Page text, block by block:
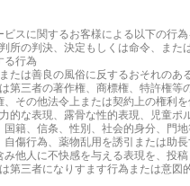
スに関するお客様による以下の行為
所の判決、決定もしくは命令、また
る行為
たは善良の風俗に反するおそれのあ
第三者の著作権、商標権、特許権等
、その他法令上または契約上の権利
的な表現、露骨な性的表現、児童ポ
国籍、信条、性別、社会的身分、門
自傷行為、薬物乱用を誘引または助
み他人に不快感を与える表現を、投
第三者になりすます行為または意図